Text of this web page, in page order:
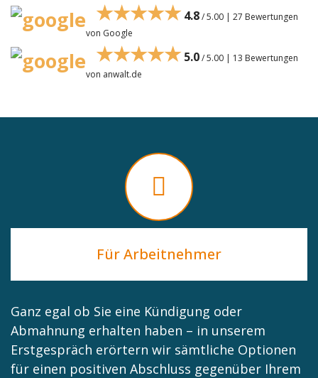
★★★★★ 4.8/ 5.00 | 27 Bewertungen
von Google
★★★★★ 5.0/ 5.00 | 13 Bewertungen
von anwalt.de
Für Arbeitnehmer
Ganz egal ob Sie eine Kündigung oder
Abmahnung erhalten haben – in unserem
Erstgespräch erörtern wir sämtliche Optionen
für einen positiven Abschluss gegenüber Ihrem